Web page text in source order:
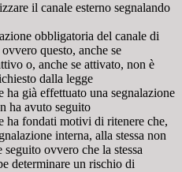
il canale esterno segnalando
obbligatoria del canale di
questo, anche se
o, anche se attivato, non è
dalla legge
ha già effettuato una segnalazione
ha avuto seguito
ha fondati motivi di ritenere che,
interna, alla stessa non
seguito ovvero che la stessa
determinare un rischio di